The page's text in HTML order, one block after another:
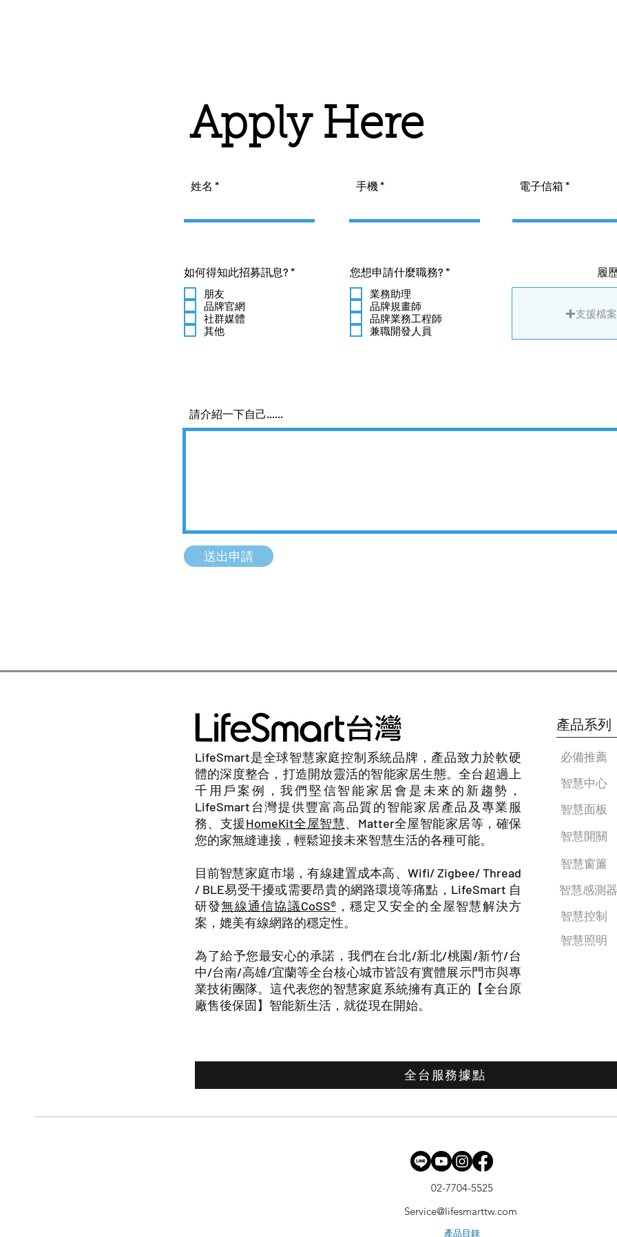
Apply Here
姓名 手機 電子信箱
如何得知此招募訊息? *必
朋友
品牌官網
社群媒體
其他
您想申請什麼職務? *必
業務助理
品牌規畫師
品牌業務工程師
兼職開發人員
履
支援檔案
請介紹一下自己......
送出申請
LifeSmart是全球智慧家庭控制系統品牌，產品致力於軟硬
體的深度整合，打造開放靈活的智能家居生態。全台超過上
千用戶案例，我們堅信智能家居會是未來的新趨勢，
LifeSmart台灣提供豐富高品質的智能家居產品及專業服
務、支援HomeKit全屋智慧、Matter全屋智能家居等，確保
您的家無縫連接，輕鬆迎接未來智慧生活的各種可能。
目前智慧家庭市場，有線建置成本高、Wifi/ Zigbee/ Thread
/ BLE易受干擾或需要昂貴的網路環境等痛點，LifeSmart 自
研發無線通信協議CoSS®，穩定又安全的全屋智慧解決方
案，媲美有線網路的穩定性。
為了給予您最安心的承諾，我們在台北/新北/桃園/新竹/台
中/台南/高雄/宜蘭等全台核心城市皆設有實體展示門市與專
業技術團隊。這代表您的智慧家庭系統擁有真正的【全台原
廠售後保固】智能新生活，就從現在開始。
產品系列
必備推薦
智慧中心
智慧面板
智慧開關
智慧窗簾
智慧感測器
智慧控制
智慧照明
全台服務據點
02-7704-5525
Service@lifesmarttw.com
產品目錄